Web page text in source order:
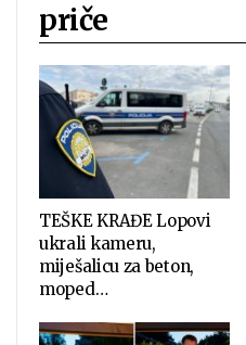
priče
TEŠKE KRAĐE Lopovi
ukrali kameru,
miješalicu za beton,
moped…